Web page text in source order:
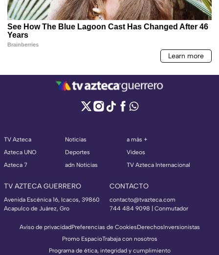
TV Azteca
Azteca UNO
Azteca 7
Noticias
Deportes
adn Noticias
a más +
Videos
TV Azteca Internacional
TV AZTECA GUERRERO
Avenida Escénica 16, Icacos, 39860
Acapulco de Juárez, Gro
CONTACTO
contacto@tvazteca.com
744 484 9098 | Conmutador
Aviso de privacidadPreferencias de CookiesDerechosInversionistas
Promo EspacioTrabaja con nosotros
Programa de ética, integridad y cumplimiento